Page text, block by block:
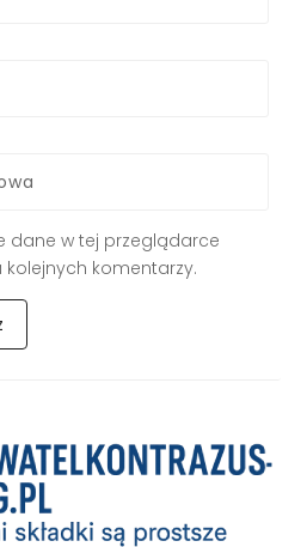
dane w tej przeglądarce
komentarzy.